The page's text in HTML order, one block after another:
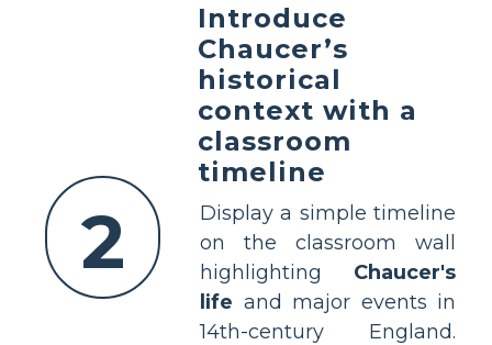
2
Introduce
Chaucer’s
historical
context with a
classroom
timeline
Display a simple timeline
on the classroom wall
highlighting Chaucer's
life and major events in
14th-century England.